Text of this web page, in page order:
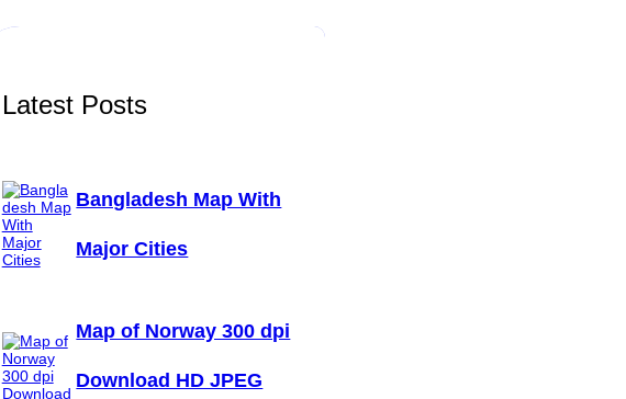
h
Latest Posts
Bangladesh Map With
Major Cities
Map of Norway 300 dpi
Download HD JPEG